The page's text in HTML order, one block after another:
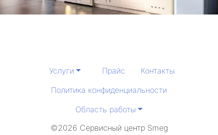
Услуги Прайс
Контакты
Политика конфиденциальности
Область работы
©2026 Сервисный центр Smeg